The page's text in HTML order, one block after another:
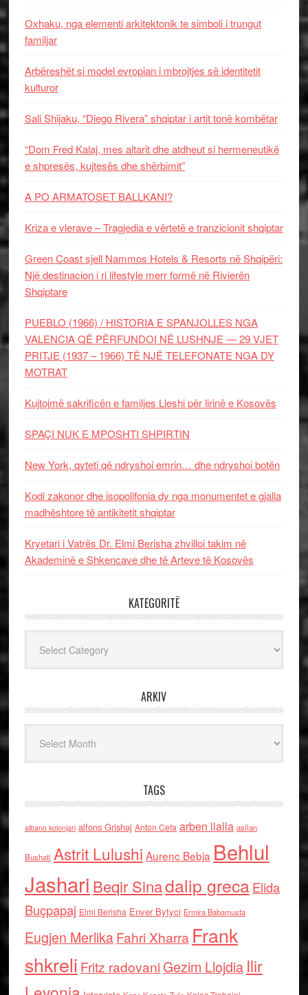
Oxhaku, nga elementi arkitektonik te simboli i trungut
familjar
Arbëreshët si model evropian i mbrojtjes së identitetit
kulturor
Sali Shijaku, “Diego Rivera” shqiptar i artit tonë kombëtar
“Dom Fred Kalaj, mes altarit dhe atdheut si hermeneutikë
e shpresës, kujtesës dhe shërbimit”
A PO ARMATOSET BALLKANI?
Kriza e vlerave – Tragjedia e vërtetë e tranzicionit shqiptar
Green Coast sjell Nammos Hotels & Resorts në Shqipëri:
Një destinacion i ri lifestyle merr formë në Rivierën
Shqiptare
PUEBLO (1966) / HISTORIA E SPANJOLLES NGA
VALENCIA QË PËRFUNDOI NË LUSHNJE — 29 VJET
PRITJE (1937 – 1966) TË NJË TELEFONATE NGA DY
MOTRAT
Kujtojmë sakrificën e familjes Lleshi për lirinë e Kosovës
SPAÇI NUK E MPOSHTI SHPIRTIN
New York, qyteti që ndryshoi emrin… dhe ndryshoi botën
Kodi zakonor dhe isopolifonia dy nga monumentet e gjalla
madhështore të antikitetit shqiptar
Kryetari i Vatrës Dr. Elmi Berisha zhvilloi takim në
Akademinë e Shkencave dhe të Arteve të Kosovës
KATEGORITË
ARKIV
TAGS
albano kolonjari alfons Grishaj Anton Cefa arben llalla asllan
Bushati Astrit Lulushi Aurenc Bebja Behlul
Jashari Beqir Sinadalip grecaElida
Buçpapaj Elmi Berisha Enver Bytyci Ermira Babamusta
Eugjen MerlikaFahri Xharra Frank
shkreli Fritz radovaniGezim Llojdia Ilir